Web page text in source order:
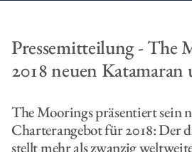
Pressemitteilung - The
2018 neuen Katamaran
The Moorings präsentiert sein
Charterangebot für 2018: Der
stellt mehr als zwanzig